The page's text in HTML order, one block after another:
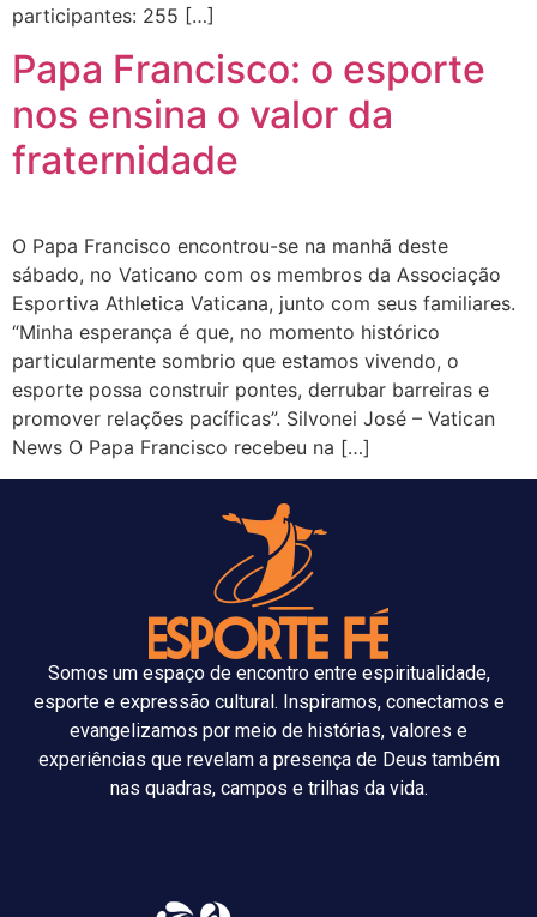
participantes: 255 […]
Papa Francisco: o esporte
nos ensina o valor da
fraternidade
O Papa Francisco encontrou-se na manhã deste
sábado, no Vaticano com os membros da Associação
Esportiva Athletica Vaticana, junto com seus familiares.
“Minha esperança é que, no momento histórico
particularmente sombrio que estamos vivendo, o
esporte possa construir pontes, derrubar barreiras e
promover relações pacíficas”. Silvonei José – Vatican
News O Papa Francisco recebeu na […]
Somos um espaço de encontro entre espiritualidade,
esporte e expressão cultural. Inspiramos, conectamos e
evangelizamos por meio de histórias, valores e
experiências que revelam a presença de Deus também
nas quadras, campos e trilhas da vida.